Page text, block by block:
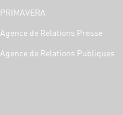
PRIMAVERA
Agence de Relations Presse
Agence de Relations Publiques